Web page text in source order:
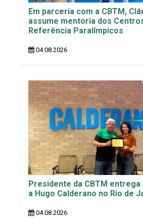
Em parceria com a CBTM,
assume mentoria dos
Referência Paralímpicos
04.08.2026
Presidente da CBTM entrega
a Hugo Calderano no Rio de
04.08.2026